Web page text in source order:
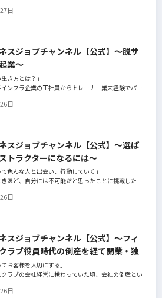
ビュー。オーナー様からはスタッフの採用基準、実
の皆様がつくる施設やフィットネスについての魅力
きました。
日
スジョブチャンネル【公式】～脱サ
業～
き方とは？」
ンフラ企業の正社員からトレーナー業未経験でパー
へインタビュー。
日
スジョブチャンネル【公式】～選ば
トラクターになるには～
で色んな人と出会い、行動していく」
ほど、自分には不可能だと思ったことに挑戦した
だけでは思いつかないことを行動に移してきた結果
インストラクターになるために若松さんが取られた
日
スジョブチャンネル【公式】～フィ
ラブ役員時代の倒産を経て開業・独
てお客様を大切にする」
ラブの会社経営に携わっていた頃、会社の倒産とい
ム「ファントレイン」代表近藤健祐さんにインタビ
日